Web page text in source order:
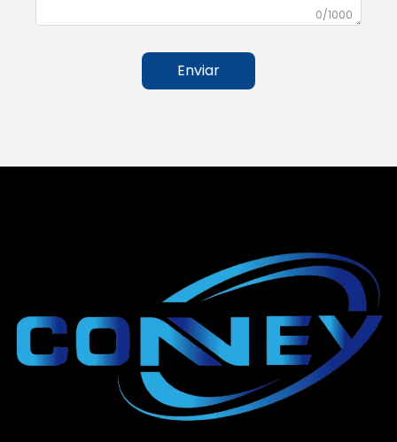
0/1000
Enviar